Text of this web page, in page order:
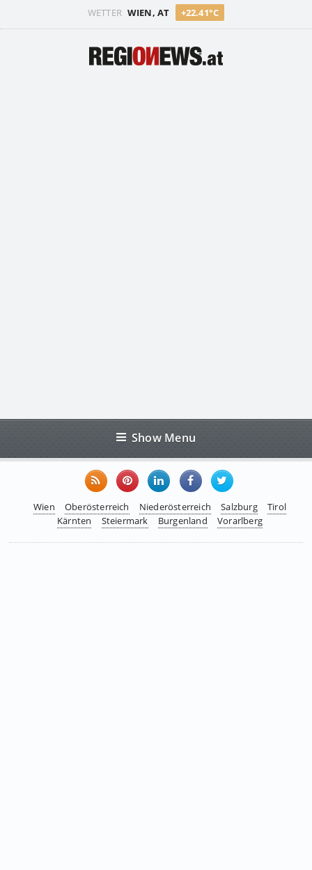
WETTER WIEN, AT +22.41°C
Show Menu
Wien Oberösterreich Niederösterreich Salzburg
Tirol
Kärnten
Steiermark Burgenland Vorarlberg